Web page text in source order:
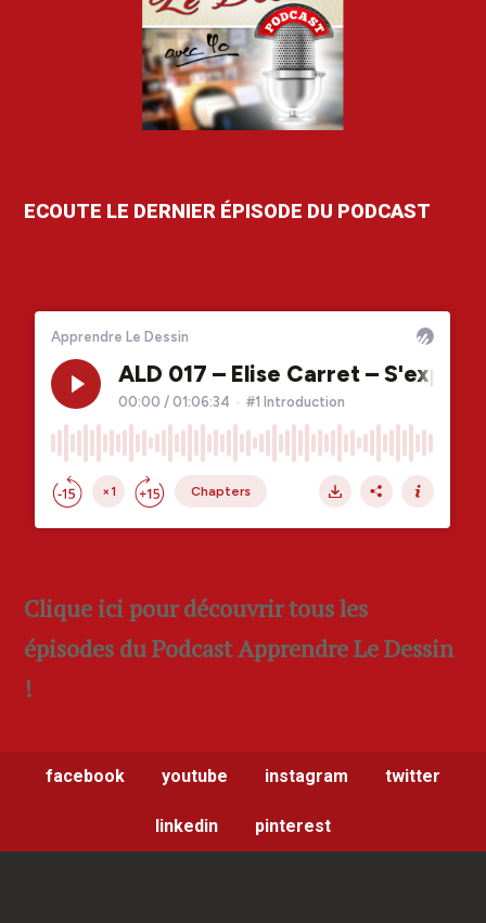
ECOUTE LE DERNIER ÉPISODE DU PODCAST
Clique ici pour découvrir tous les
épisodes du Podcast Apprendre Le Dessin
!
facebook youtube instagram twitter
linkedin pinterest